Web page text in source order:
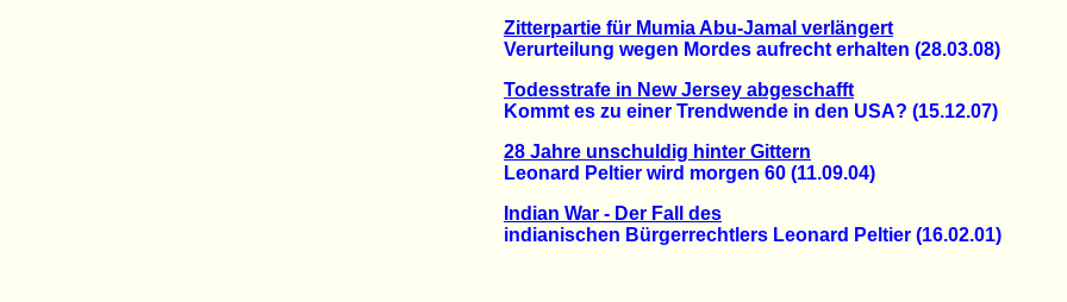
Zitterpartie für Mumia Abu-Jamal verlängert
Verurteilung wegen Mordes aufrecht erhalten (28.03.08)
Todesstrafe in New Jersey abgeschafft
Kommt es zu einer Trendwende in den USA? (15.12.07)
28 Jahre unschuldig hinter Gittern
Leonard Peltier wird morgen 60 (11.09.04)
Indian War - Der Fall des
indianischen Bürgerrechtlers Leonard Peltier (16.02.01)